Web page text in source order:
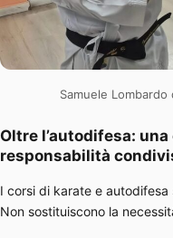
Samuele
Oltre l’autodifesa:
responsabilità
I corsi di karate e
Non sostituiscono la